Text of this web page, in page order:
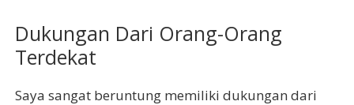
Dukungan Dari Orang-Orang
Terdekat
Saya sangat beruntung memiliki dukungan dari